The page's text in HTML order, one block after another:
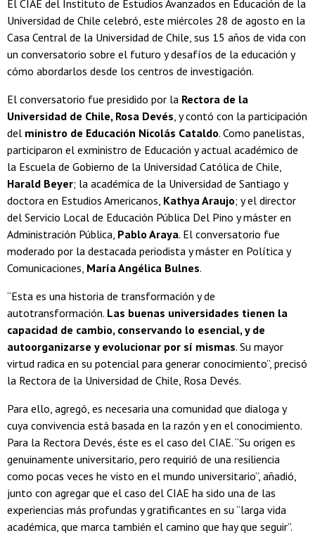
El CIAE del Instituto de Estudios Avanzados en Educación de la
Universidad de Chile celebró, este miércoles 28 de agosto en la
Casa Central de la Universidad de Chile, sus 15 años de vida con
un conversatorio sobre el futuro y desafíos de la educación y
cómo abordarlos desde los centros de investigación.
El conversatorio fue presidido por la Rectora de la
Universidad de Chile, Rosa Devés, y contó con la participación
del ministro de Educación Nicolás Cataldo. Como panelistas,
participaron el exministro de Educación y actual académico de
la Escuela de Gobierno de la Universidad Católica de Chile,
Harald Beyer; la académica de la Universidad de Santiago y
doctora en Estudios Americanos, Kathya Araujo; y el director
del Servicio Local de Educación Pública Del Pino y máster en
Administración Pública, Pablo Araya. El conversatorio fue
moderado por la destacada periodista y máster en Política y
Comunicaciones, María Angélica Bulnes.
“Esta es una historia de transformación y de
autotransformación. Las buenas universidades tienen la
capacidad de cambio, conservando lo esencial, y de
autoorganizarse y evolucionar por sí mismas. Su mayor
virtud radica en su potencial para generar conocimiento”, precisó
la Rectora de la Universidad de Chile, Rosa Devés.
Para ello, agregó, es necesaria una comunidad que dialoga y
cuya convivencia está basada en la razón y en el conocimiento.
Para la Rectora Devés, éste es el caso del CIAE. “Su origen es
genuinamente universitario, pero requirió de una resiliencia
como pocas veces he visto en el mundo universitario”, añadió,
junto con agregar que el caso del CIAE ha sido una de las
experiencias más profundas y gratificantes en su “larga vida
académica, que marca también el camino que hay que seguir”.